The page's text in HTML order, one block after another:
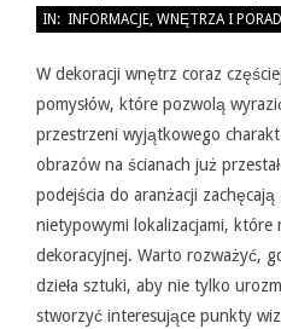
2026-
31
IN: INFORMACJE WNĘTRZA I
W dekoracji wnętrz coraz
pomysłów, które pozwolą
przestrzeni wyjątkowego
obrazów na ścianach już
podejścia do aranżacji
nietypowymi lokalizacjami, które
dekoracyjnej. Warto rozważyć,
dzieła sztuki, aby nie tylko
stworzyć interesujące punkty